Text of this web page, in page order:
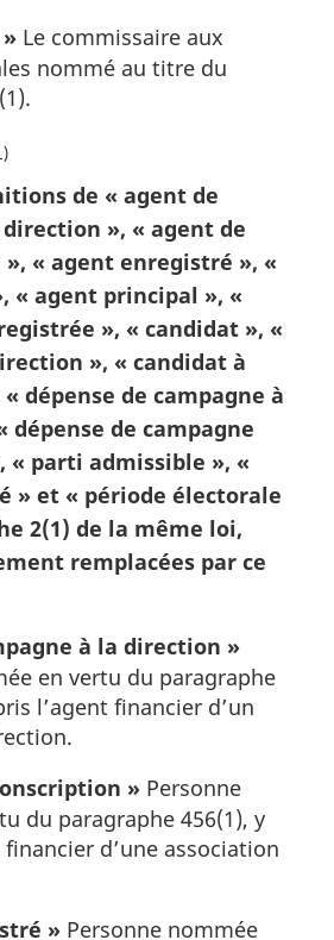
Le commissaire aux
nommé au titre du
de « agent de
direction », « agent de
», « agent enregistré », «
, « agent principal », «
», « candidat », «
», « candidat à
« dépense de campagne à
dépense de campagne
, « parti admissible », «
» et « période électorale
2(1) de la même loi,
remplacées par ce
à la direction »
en vertu du paragraphe
l’agent financier d’un
» Personne
du paragraphe 456(1), y
d’une association
» Personne nommée